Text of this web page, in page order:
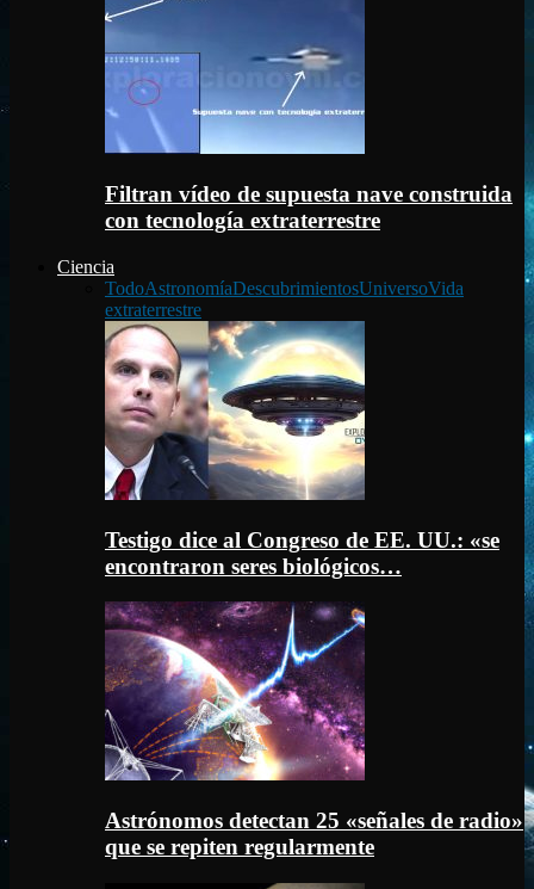
Filtran vídeo de supuesta nave construida
con tecnología extraterrestre
Ciencia
TodoAstronomíaDescubrimientosUniversoVida
extraterrestre
Testigo dice al Congreso de EE. UU.: «se
encontraron seres biológicos…
Astrónomos detectan 25 «señales de radio»
que se repiten regularmente